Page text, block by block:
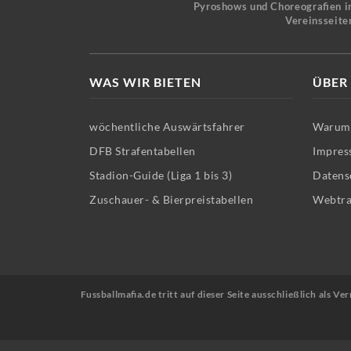
Pyroshows und
WAS WIR BIETEN
wöchentliche Auswärtsfahrer
DFB Strafentabellen
Stadion-Guide (Liga 1 bis 3)
Zuschauer- & Bierpreistabellen
ÜBER
Fussballmafia.de tritt auf dieser Seite ausschließlich als